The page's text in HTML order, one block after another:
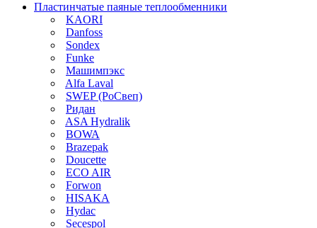
Пластинчатые паяные теплообменники
KAORI
Danfoss
Sondex
Funke
Машимпэкс
Alfa Laval
SWEP (РоСвеп)
Ридан
ASA Hydralik
BOWA
Brazepak
Doucette
ECO AIR
Forwon
HISAKA
Hydac
Secespol